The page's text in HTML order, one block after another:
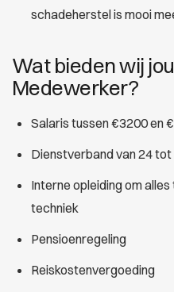
schadeherstel is mooi
Wat bieden wij
Medewerker?
Salaris tussen €3200 en
Dienstverband van 24
Interne opleiding om
techniek
Pensioenregeling
Reiskostenvergoeding